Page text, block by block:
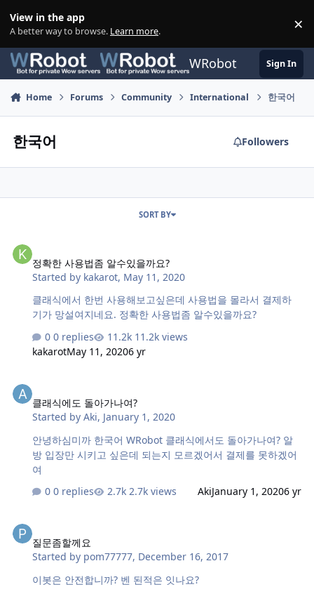
View in the app
A better way to browse. Learn more. ×
WRobot Sign In
Home Forums Community International 한국어
한국어 Followers
SORT BY
정확한 사용법좀 알수있을까요?
Started by kakarot, May 11, 2020
클래식에서 한번 사용해보고싶은데 사용법을 몰라서 결제하
기가 망설여지네요. 정확한 사용법좀 알수있을까요?
0 replies
11.2k views
kakarotMay 11, 20206 yr
클래식에도 돌아가나여?
Started byAki, January 1, 2020
안녕하심미까 한국어 WRobot 클래식에서도 돌아가나여? 알
방 입장만 시키고 싶은데 되는지 모르겠어서 결제를 못하겠어
여
0 replies
2.7k views AkiJanuary 1, 20206 yr
질문좀할께요
Started by pom77777, December 16, 2017
이봇은 안전합니까? 벤 된적은 잇나요?